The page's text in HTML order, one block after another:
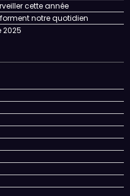
cette année
notre quotidien
2025